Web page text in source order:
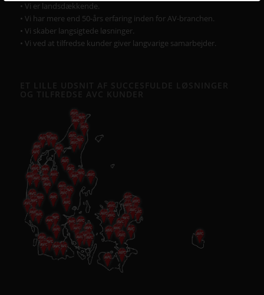
• Vi er landsdækkende.
• Vi har mere end 50-års erfaring inden for AV-branchen.
• Vi skaber langsigtede løsninger.
• Vi ved at tilfredse kunder giver langvarige samarbejder.